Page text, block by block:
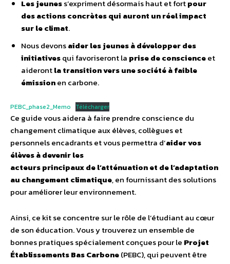
Les jeuness’expriment désormais haut et fortpour
des actions concrètes qui auront un réel impact
sur le climat.
Nous devonsaider les jeunes à développer des
initiativesqui favoriseront la prise de conscienceet
aiderontla transition vers une société à faible
émissionen carbone.
PEBC_phase2_Memo Télécharger
Ce guide vous aidera à faire prendre conscience du
changement climatique aux élèves, collègues et
personnels encadrants et vous permettra d’aider vos
élèves à devenir les
acteurs principaux de l’atténuation et de l’adaptation
au changement climatique, en fournissant des solutions
pour améliorer leur environnement.
Ainsi, ce kit se concentre sur le rôle de l’étudiant au cœur
de son éducation. Vous y trouverez un ensemble de
bonnes pratiques spécialement conçues pour le Projet
Établissements Bas Carbone(PEBC), qui peuvent être